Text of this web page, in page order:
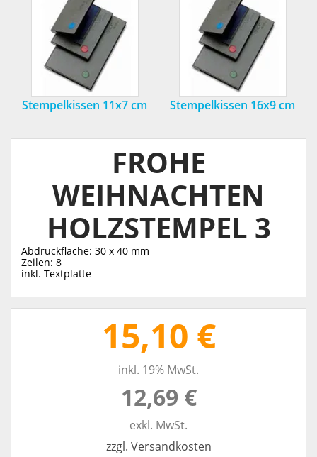
Stempelkissen 11x7 cm Stempelkissen 16x9 cm
FROHE
WEIHNACHTEN
HOLZSTEMPEL 3
Abdruckfläche: 30 x 40 mm
Zeilen: 8
inkl. Textplatte
15,10 €
inkl. 19% MwSt.
12,69 €
exkl. MwSt.
zzgl. Versandkosten